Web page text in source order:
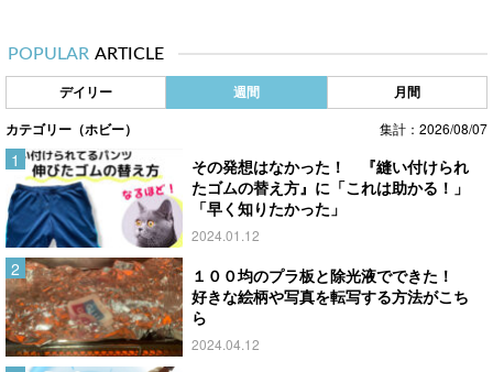
POPULAR ARTICLE
デイリー 週間 月間
カテゴリー（ホビー） 集計：2026/08/07
その発想はなかった！ 『縫い付けられ
たゴムの替え方』に「これは助かる！」
「早く知りたかった」
2024.01.12
１００均のプラ板と除光液でできた！
好きな絵柄や写真を転写する方法がこち
ら
2024.04.12